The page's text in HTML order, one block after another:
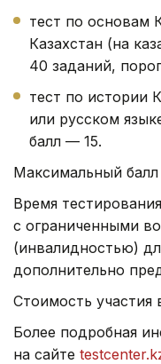
тест по основам
Казахстан (на
40 заданий,
тест по истории
или русском
балл — 15.
Максимальный
Время
с ограниченными
(инвалидностью)
дополнительно
Стоимость участия
Более подробная
на сайте